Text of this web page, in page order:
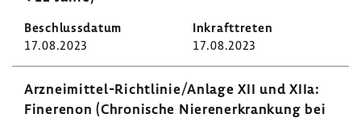
17.08.2023 17.08.2023
Arzneimittel-​Richtlinie/Anlage XII und XIIa:
Fine­renon (Chro­ni­sche Nieren­er­kran­kung bei